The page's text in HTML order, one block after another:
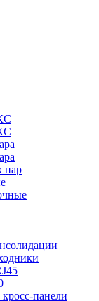
пар
панели